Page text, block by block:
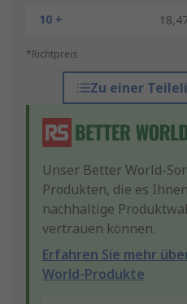
10 +
*Richtpreis
Zu einer
Unser Better World-
Produkten, die es
nachhaltige
vertrauen können.
Erfahren Sie mehr
World-Produkte